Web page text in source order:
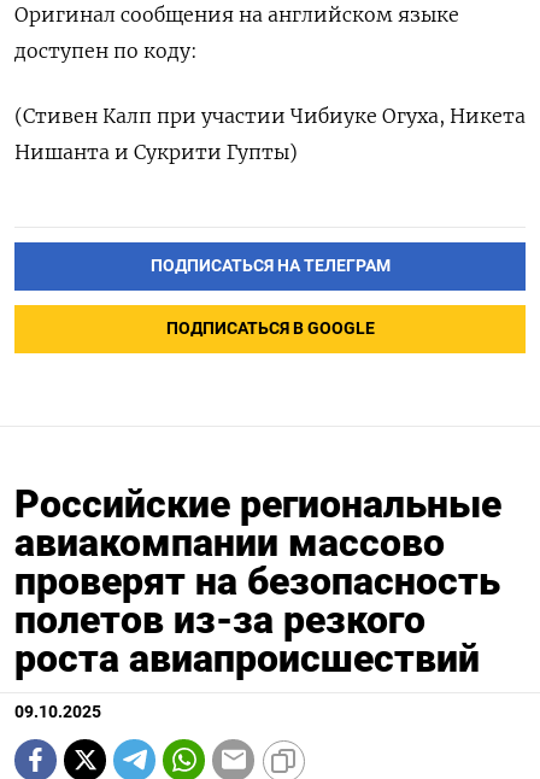
Оригинал сообщения на английском языке
доступен по коду:
(Стивен Калп при участии Чибиуке Огуха, Никета
Нишанта и Сукрити Гупты)
ПОДПИСАТЬСЯ НА ТЕЛЕГРАМ
ПОДПИСАТЬСЯ В GOOGLE
Российские региональные
авиакомпании массово
проверят на безопасность
полетов из-за резкого
роста авиапроисшествий
09.10.2025